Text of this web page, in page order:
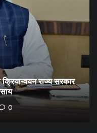
राज्य सरकार
0